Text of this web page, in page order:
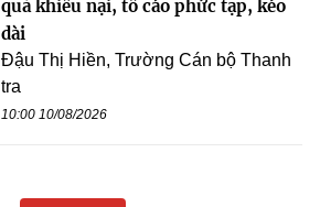
quả khiếu nại, tố cáo phức tạp, kéo
dài
Đậu Thị Hiền, Trường Cán bộ Thanh
tra
10:00 10/08/2026